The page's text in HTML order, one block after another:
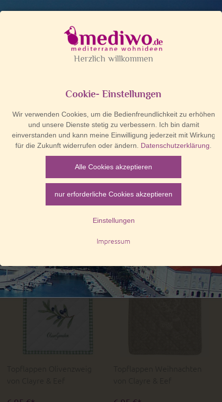
Kunden, ich mache "Siesta". Der reguläre Versand beginnt erst wieder am
Topflappen
Clayre & Eef mit Punkten
Weihnachten von Clayre
9,95 €*
Mediwo macht Siesta.
Liebe Kunden, im Zeitraum von05.08.2026 - 21.08.2026
aller Bestellungen, die in diesem Zeitraum
vale!